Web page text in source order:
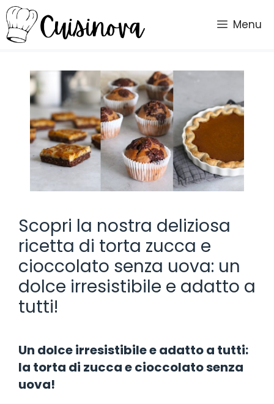
Vai
al
contenuto
Menu
Scopri la nostra deliziosa
ricetta di torta zucca e
cioccolato senza uova: un
dolce irresistibile e adatto a
tutti!
Un dolce irresistibile e adatto a tutti:
la torta di zucca e cioccolato senza
uova!